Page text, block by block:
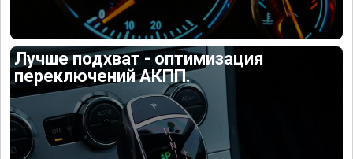
Лучше подхват - оптимизация
переключений АКПП.